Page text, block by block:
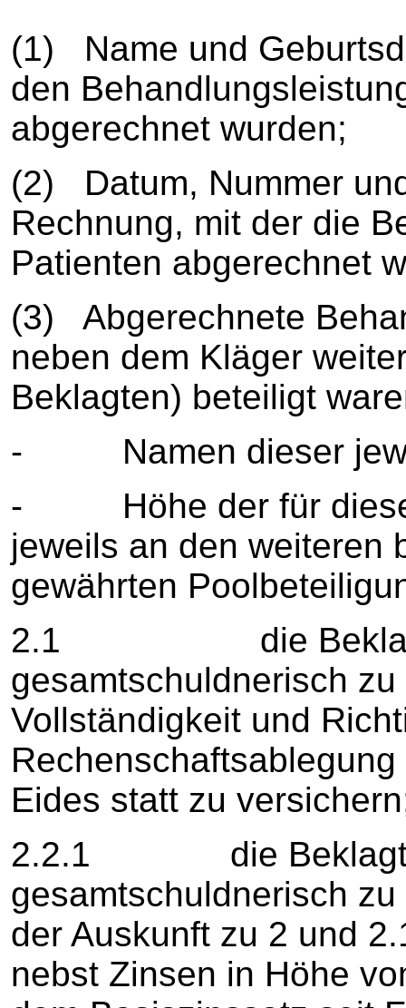
(1) Name und
den
abgerechnet wurden;
(2) Datum, Nummer
Rechnung, mit der die
Patienten abgerechnet
(3) Abgerechnete
neben dem Kläger
Beklagten) beteiligt
- Namen dieser
- Höhe der für diese
jeweils an den weiteren
gewährten
2.1 die
gesamtschuldnerisch
Vollständigkeit und
Eides statt zu
2.2.1 die
gesamtschuldnerisch
der Auskunft zu 2 und
nebst Zinsen in Höhe